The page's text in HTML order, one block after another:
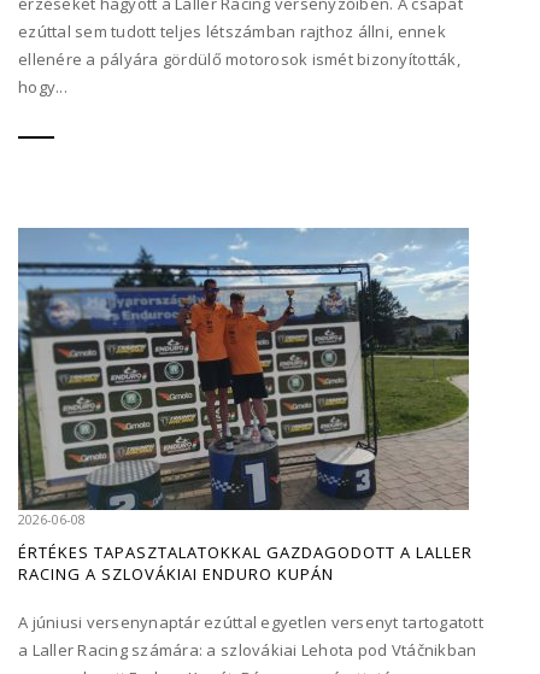
ezúttal sem tudott teljes létszámban rajthoz állni, ennek
ellenére a pályára gördülő motorosok ismét bizonyították,
hogy...
2026-06-08
ÉRTÉKES TAPASZTALATOKKAL GAZDAGODOTT A LALLER
RACING A SZLOVÁKIAI ENDURO KUPÁN
A júniusi versenynaptár ezúttal egyetlen versenyt tartogatott
a Laller Racing számára: a szlovákiai Lehota pod Vtáčnikban